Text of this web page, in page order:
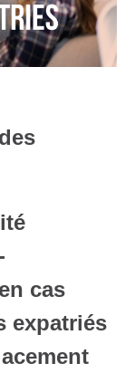
cas
expatriés